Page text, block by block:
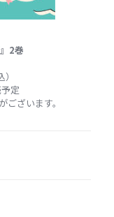
2巻
定
ざいます。